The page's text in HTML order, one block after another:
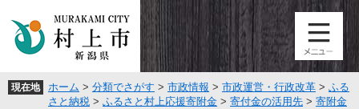
頭
飛現在地 ホーム > 分類でさがす > 市政情報 > 市政運営・行政改革 > ふる
さと納税 > ふるさと村上応援寄附金 > 寄付金の活用先 > 寄附金